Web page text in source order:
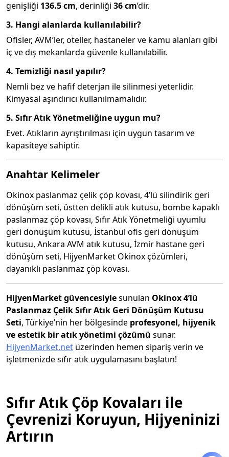
genişliği 136.5 cm, derinliği 36 cm’dir.
3. Hangi alanlarda kullanılabilir?
Ofisler, AVM’ler, oteller, hastaneler ve kamu alanları gibi
iç ve dış mekanlarda güvenle kullanılabilir.
4. Temizliği nasıl yapılır?
Nemli bez ve hafif deterjan ile silinmesi yeterlidir.
Kimyasal aşındırıcı kullanılmamalıdır.
5. Sıfır Atık Yönetmeliğine uygun mu?
Evet. Atıkların ayrıştırılması için uygun tasarım ve
kapasiteye sahiptir.
Anahtar Kelimeler
Okinox paslanmaz çelik çöp kovası, 4’lü silindirik geri
dönüşüm seti, üstten delikli atık kutusu, bombe kapaklı
paslanmaz çöp kovası, Sıfır Atık Yönetmeliği uyumlu
geri dönüşüm kutusu, İstanbul ofis geri dönüşüm
kutusu, Ankara AVM atık kutusu, İzmir hastane geri
dönüşüm seti, HijyenMarket Okinox çözümleri,
dayanıklı paslanmaz çöp kovası.
HijyenMarket güvencesiylesunulan Okinox 4’lü
Paslanmaz Çelik Sıfır Atık Geri Dönüşüm Kutusu
Seti, Türkiye’nin her bölgesinde profesyonel, hijyenik
ve estetik bir atık yönetimi çözümü sunar.
HijyenMarket.net üzerinden hemen sipariş verin ve
işletmenizde sıfır atık uygulamasını başlatın!
Sıfır Atık Çöp Kovaları ile
Çevrenizi Koruyun, Hijyeninizi
Artırın